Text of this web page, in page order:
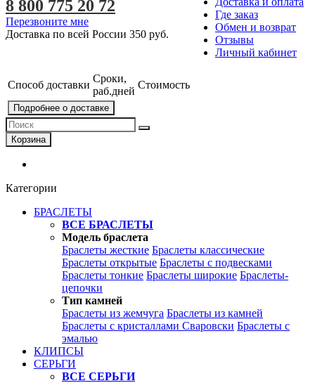
Где заказ
Обмен и возврат
Отзывы
Личный кабинет
8 800 775 20 72
Перезвоните мне
Доставка по всей России 350 руб.
Способ доставки
Сроки,
раб.дней
Стоимость
Подробнее о доставке
Корзина
Категории
БРАСЛЕТЫ
ВСЕ БРАСЛЕТЫ
Модель браслета
Браслеты жесткие Браслеты классические
Браслеты открытые Браслеты с подвесками
Браслеты тонкие Браслеты широкие Браслеты-
цепочки
Тип камней
Браслеты из жемчуга Браслеты из камней
Браслеты с кристаллами Сваровски Браслеты с
эмалью
КЛИПСЫ
СЕРЬГИ
ВСЕ СЕРЬГИ